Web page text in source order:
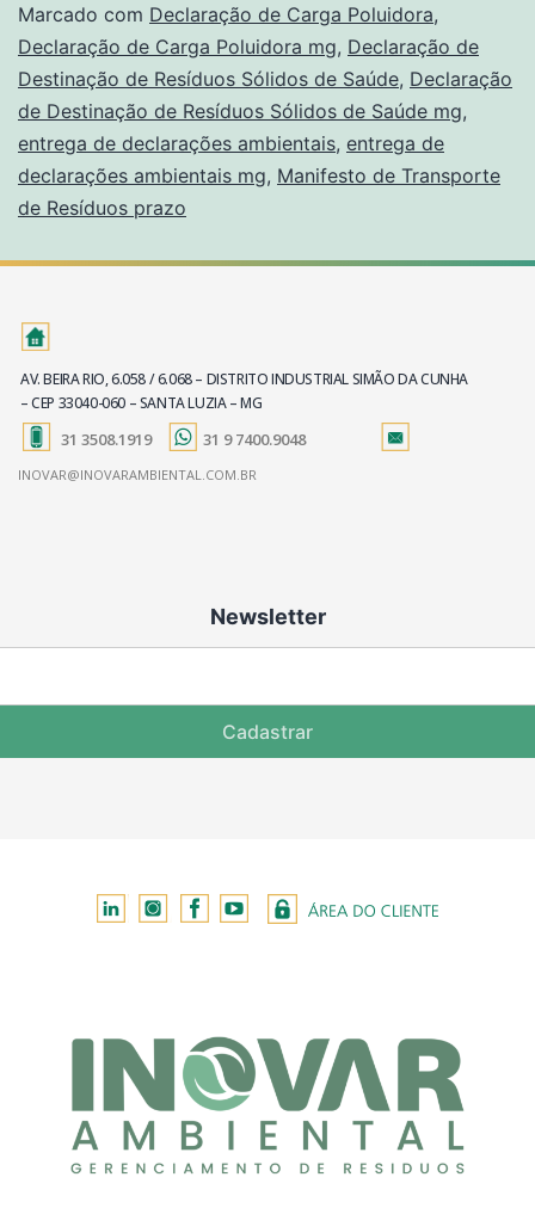
Marcado com Declaração de Carga Poluidora,
Declaração de Carga Poluidora mg, Declaração de
Destinação de Resíduos Sólidos de Saúde, Declaração
de Destinação de Resíduos Sólidos de Saúde mg,
entrega de declarações ambientais, entrega de
declarações ambientais mg, Manifesto de Transporte
de Resíduos prazo
AV. BEIRA RIO, 6.058 / 6.068 – DISTRITO INDUSTRIAL SIMÃO DA CUNHA
– CEP 33040-060 – SANTA LUZIA – MG
31 3508.1919 31 9 7400.9048
INOVAR@INOVARAMBIENTAL.COM.BR
Newsletter
Cadastrar